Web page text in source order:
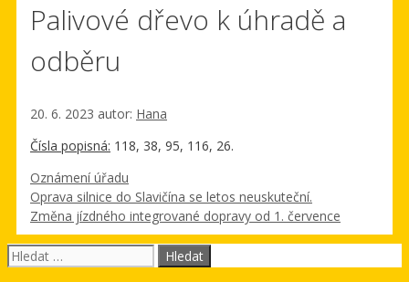
Palivové dřevo k úhradě a
odběru
20. 6. 2023 autor: Hana
Čísla popisná: 118, 38, 95, 116, 26.
Rubriky
Oznámení úřadu
Oprava silnice do Slavičína se letos neuskuteční.
Změna jízdného integrované dopravy od 1. července
Hledat: